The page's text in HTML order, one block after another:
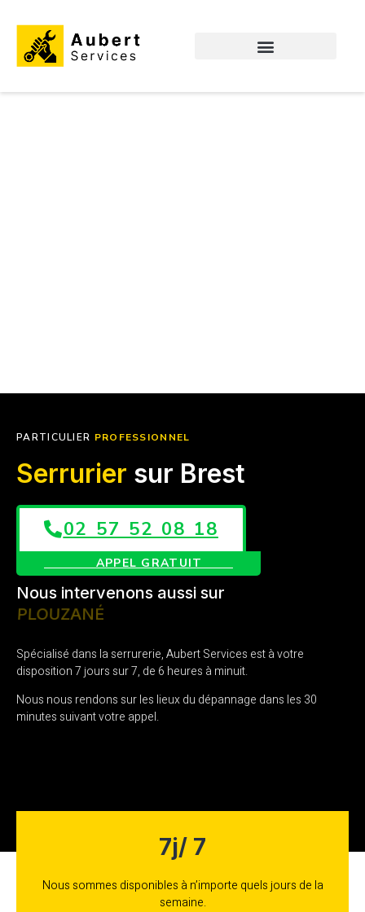
PARTICULIER PROFESSIONNEL
Serrurier sur Brest
02 57 52 08 18
APPEL GRATUIT
Nous intervenons aussi sur
LE RELECQ KERHUON
Spécialisé dans la serrurerie, Aubert Services est à votre
disposition 7 jours sur 7, de 6 heures à minuit.
Nous nous rendons sur les lieux du dépannage dans les 30
minutes suivant votre appel.
7j/ 7
Nous sommes disponibles à n’importe quels jours de la
semaine.